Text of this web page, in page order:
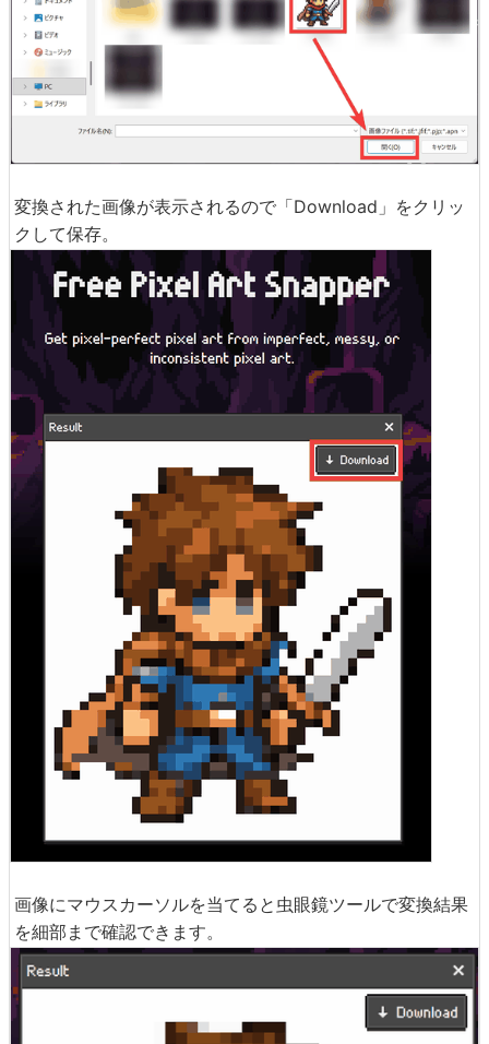
変換された画像が表示されるので「Download」をクリッ
クして保存。
画像にマウスカーソルを当てると虫眼鏡ツールで変換結果
を細部まで確認できます。